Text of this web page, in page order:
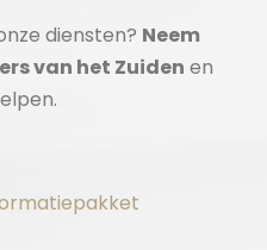
diensten? Neem
van het Zuiden en